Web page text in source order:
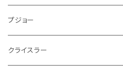
ベントレー
ロータス
ミニ
ロータス
プジョー
ポルシェ
その他
方向指示器
エアコン系
ブレーキ系
足回り
サスペンション
オイル系
ケーブル系
バンパー回り
泥除け
フロントワイパー
リアワイパー
フロアマット
ダッシュボード
プジョー
フロアマット
クライスラー